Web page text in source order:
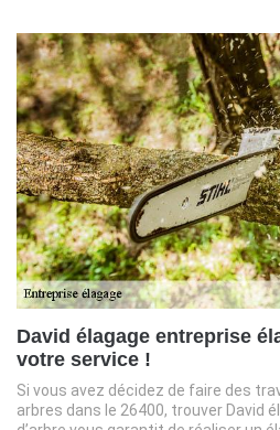
David élagage entreprise
votre service !
Si vous avez décidez de faire des
arbres dans le 26400, trouver David